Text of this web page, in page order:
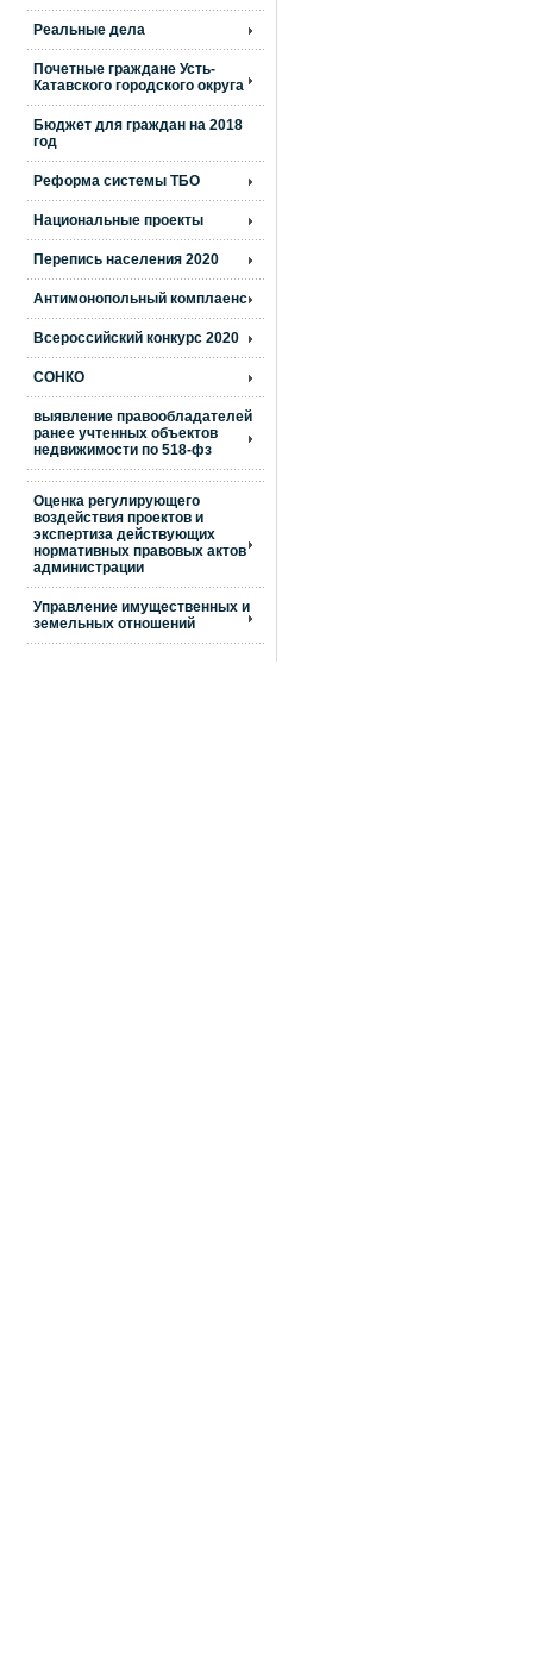
Реальные дела
Почетные граждане Усть-
Катавского городского округа
Бюджет для граждан на 2018
год
Реформа системы ТБО
Национальные проекты
Перепись населения 2020
Антимонопольный комплаенс
Всероссийский конкурс 2020
СОНКО
выявление правообладателей
ранее учтенных объектов
недвижимости по 518-фз
Оценка регулирующего
воздействия проектов и
экспертиза действующих
нормативных правовых актов
администрации
Управление имущественных и
земельных отношений